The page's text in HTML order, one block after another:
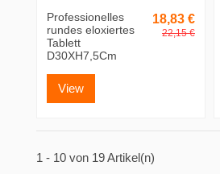
Professionelles
rundes eloxiertes
Tablett
D30XH7,5Cm
18,83 €
22,15 €
View
1 - 10 von 19 Artikel(n)